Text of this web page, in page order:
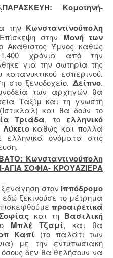
Κομοτηνή-
την Κωνσταντινούπολη
στην Μονή των
Ακάθιστος Ύμνος καθώς
χρόνια από την
για την σωτηρία της
εσπερινού.
στο ξενοδοχείο. Δείπνο.
των αρχηγών θα
Ταξίμ και τη γνωστή
και θα δούν το
Τριάδα, το ελληνικό
καθώς και πολλά
ελληνικά ονόματα στις
Κωνσταντινούπολη
ΣΟΦΙΑ- ΚΡΟΥΑΖΙΕΡΑ
στον Ιππόδρομο
ξεκινούσε το μέτρημα
προαιρετικά
και τη Βασιλική
Μπλέ Τζαμί, και θα
Καπί (το παλάτι των
με την εντυπωσιακή
όσους δεν θα θελήσουν να